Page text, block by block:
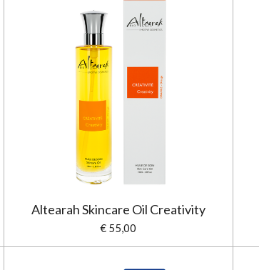
Altearah Skincare Oil Creativity
€ 55,00